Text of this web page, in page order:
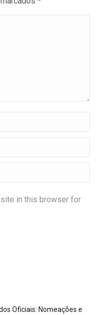
in this browser for
Oficiais: Nomeações e